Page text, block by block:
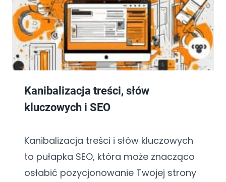
Kanibalizacja treści, słów
kluczowych i SEO
Kanibalizacja treści i słów kluczowych
to pułapka SEO, która może znacząco
osłabić pozycjonowanie Twojej strony